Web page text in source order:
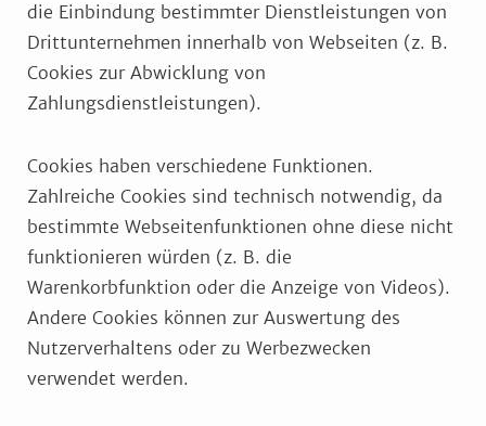
die Einbindung bestimmter Dienstleistungen von
Drittunternehmen innerhalb von Webseiten (z. B.
Cookies zur Abwicklung von
Zahlungsdienstleistungen).
Cookies haben verschiedene Funktionen.
Zahlreiche Cookies sind technisch notwendig, da
bestimmte Webseitenfunktionen ohne diese nicht
funktionieren würden (z. B. die
Warenkorbfunktion oder die Anzeige von Videos).
Andere Cookies können zur Auswertung des
Nutzerverhaltens oder zu Werbezwecken
verwendet werden.